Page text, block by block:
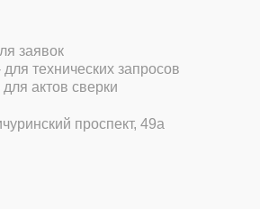
заявок
для технических запросов
для актов сверки
проспект, 49а